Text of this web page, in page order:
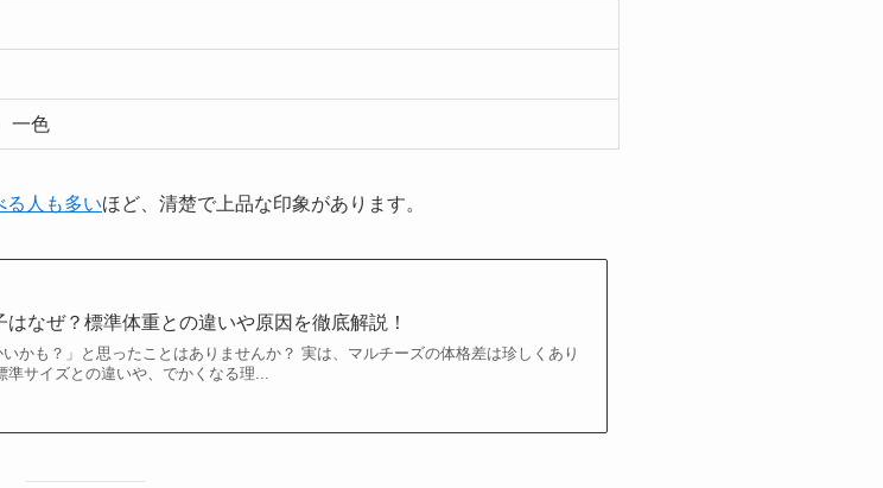
一色
る人も多いほど、清楚で上品な印象があります。
なぜ？標準体重との違いや原因を徹底解説！
いかも？」と思ったことはありませんか？ 実は、マルチーズの体格差は珍しくあり
準サイズとの違いや、でかくなる理...